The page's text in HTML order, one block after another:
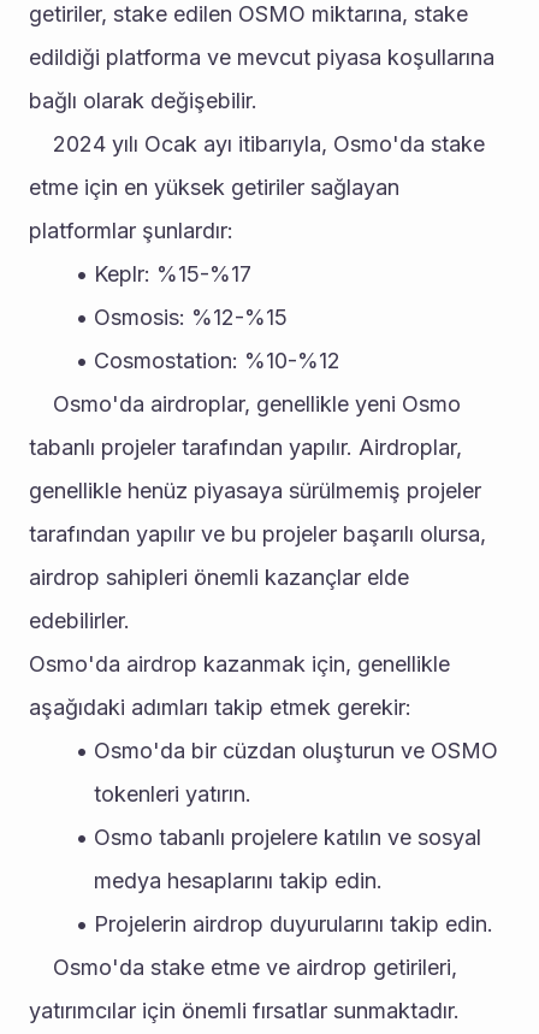
getiriler, stake edilen OSMO miktarına, stake
edildiği platforma ve mevcut piyasa koşullarına
bağlı olarak değişebilir.
etme için en yüksek getiriler sağlayan
platformlar şunlardır:
Keplr: %15-%17
Osmosis: %12-%15
Cosmostation: %10-%12
tabanlı projeler tarafından yapılır. Airdroplar,
genellikle henüz piyasaya sürülmemiş projeler
tarafından yapılır ve bu projeler başarılı olursa,
airdrop sahipleri önemli kazançlar elde
edebilirler.
Osmo'da airdrop kazanmak için, genellikle
aşağıdaki adımları takip etmek gerekir:
Osmo'da bir cüzdan oluşturun ve OSMO
tokenleri yatırın.
Osmo tabanlı projelere katılın ve sosyal
medya hesaplarını takip edin.
Projelerin airdrop duyurularını takip edin.
yatırımcılar için önemli fırsatlar sunmaktadır.